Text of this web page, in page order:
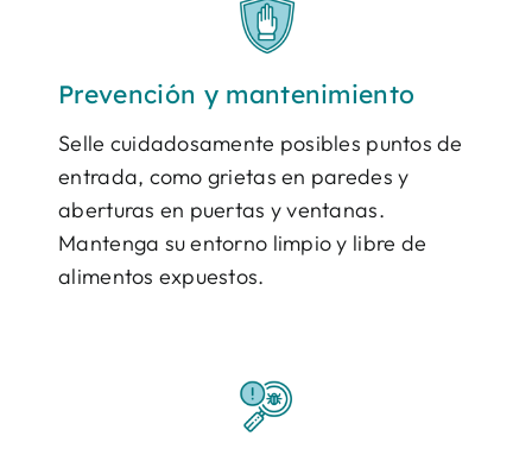
Prevención y mantenimiento
Selle cuidadosamente posibles puntos de
entrada, como grietas en paredes y
aberturas en puertas y ventanas.
Mantenga su entorno limpio y libre de
alimentos expuestos.